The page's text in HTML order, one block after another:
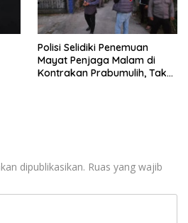
Polisi Selidiki Penemuan
Mayat Penjaga Malam di
Kontrakan Prabumulih, Tak
dipublikasikan. Ruas yang wajib